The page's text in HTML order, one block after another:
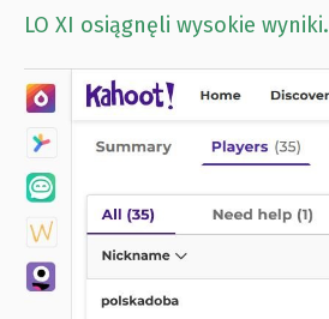
LO XI osiągnęli wysokie wyniki.